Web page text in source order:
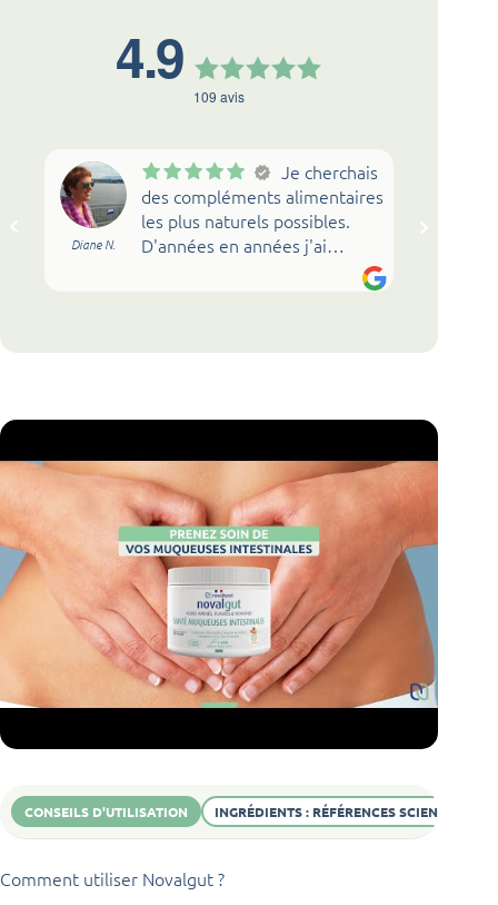
4.9
109 avis
Diane N.
des compléments alimentaires
les plus naturels possibles.
D'années en années j'ai
différentes marques. On m'a
remarquables! Associés à la
microencapsulation et de la
gellule gastro-résistante je
conseille vivement leurs
produits! J'ai personnellement
commencé avec une cure de
réequilibrage intestinal.
J'avais entendu parlé de
l'impact de la qualité digestive
sur le bien-être mais quelle
découverte! Je suis depuis
une adepte de Novalnaturel.
régulièrement des offres
promotionnelles. C'est top.
CONSEILS D'UTILISATION INGRÉDIENTS : RÉFÉRENCES SCIENTIFIQUES
Comment utiliser Novalgut ?